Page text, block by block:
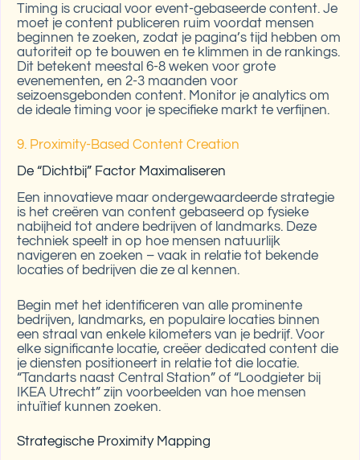
Timing is cruciaal voor event-gebaseerde content. Je
moet je content publiceren ruim voordat mensen
beginnen te zoeken, zodat je pagina’s tijd hebben om
autoriteit op te bouwen en te klimmen in de rankings.
Dit betekent meestal 6-8 weken voor grote
evenementen, en 2-3 maanden voor
seizoensgebonden content. Monitor je analytics om
de ideale timing voor je specifieke markt te verfijnen.
9. Proximity-Based Content Creation
De “Dichtbij” Factor Maximaliseren
Een innovatieve maar ondergewaardeerde strategie
is het creëren van content gebaseerd op fysieke
nabijheid tot andere bedrijven of landmarks. Deze
techniek speelt in op hoe mensen natuurlijk
navigeren en zoeken – vaak in relatie tot bekende
locaties of bedrijven die ze al kennen.
Begin met het identificeren van alle prominente
bedrijven, landmarks, en populaire locaties binnen
een straal van enkele kilometers van je bedrijf. Voor
elke significante locatie, creëer dedicated content die
je diensten positioneert in relatie tot die locatie.
“Tandarts naast Central Station” of “Loodgieter bij
IKEA Utrecht” zijn voorbeelden van hoe mensen
intuïtief kunnen zoeken.
Strategische Proximity Mapping